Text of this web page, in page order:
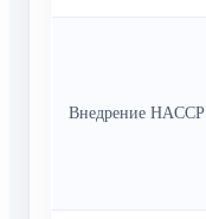
Внедрение HACCP